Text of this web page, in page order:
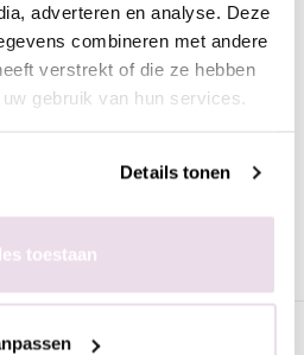
adverteren en analyse. Deze
combineren met andere
verstrekt of die ze hebben
gebruik van hun services.
Details tonen
toestaan
GP177 Pink
Pink Mermaid Shimmer
lamp (60 seconden). Iedere
prettig kwastje zodat het strak